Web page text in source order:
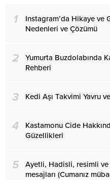
1
Instagram’da Hikaye ve
Nedenleri ve Çözümü
2
Yumurta Buzdolabında
Rehberi
3 Kedi Aşı Takvimi Yavru
4
Kastamonu Cide
Güzellikleri
5
Ayetli, Hadisli, resimli ve
mesajları (Cumanız